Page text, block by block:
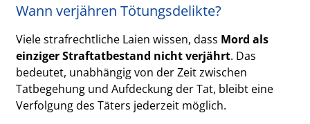
Wann verjähren Tötungsdelikte?
Viele strafrechtliche Laien wissen, dass Mord als
einziger Straftatbestand nicht verjährt. Das
bedeutet, unabhängig von der Zeit zwischen
Tatbegehung und Aufdeckung der Tat, bleibt eine
Verfolgung des Täters jederzeit möglich.